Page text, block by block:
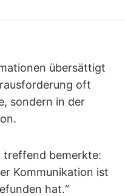
übersättigt
oft
sondern in der
treffend bemerkte:
Kommunikation ist
hat.“